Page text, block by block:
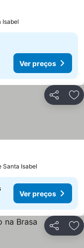
Isabel
Ver preços
Partilhar
Santa Isabel
Ver preços
Partilhar